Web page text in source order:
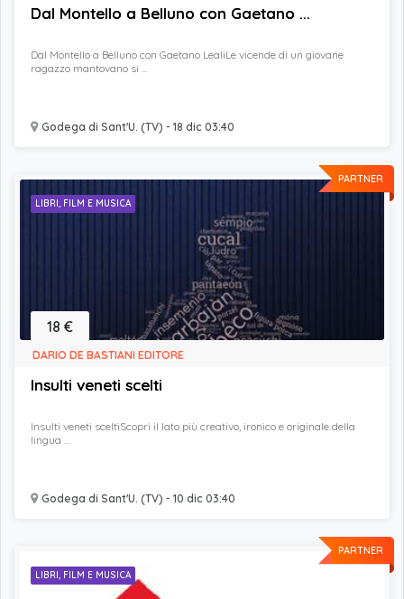
Dal Montello a Belluno con Gaetano ...
Godega di Sant'U. (TV) - 18 dic 03:40
Dal Montello a Belluno con Gaetano LealiLe vicende di un giovane
ragazzo mantovano si ...
PARTNER
LIBRI, FILM E MUSICA
Insulti veneti scelti
Godega di Sant'U. (TV) - 10 dic 03:40
18 €
DARIO DE BASTIANI EDITORE
Insulti veneti sceltiScopri il lato più creativo, ironico e originale della
lingua ...
PARTNER
LIBRI, FILM E MUSICA